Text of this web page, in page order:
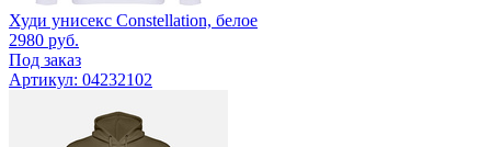
Худи унисекс Constellation, белое
2980 руб.
Под заказ
Артикул: 04232102